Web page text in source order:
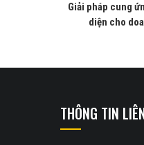
Giải pháp cung
diện cho
THÔNG TIN